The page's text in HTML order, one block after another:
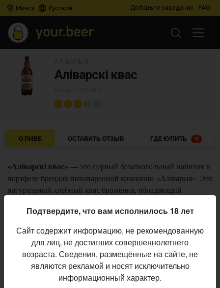
Минск Русский Добавьте заведение FAQ
Аліварскі квас
О ПИВЕ ОСТАВИТЬ ОТЗЫВ ГДЕ КУПИТЬ 9
«Аліварскі квас» — это первый безалкогольный напиток в
портфеле брендов пивоваренной компании «Аліварыя». Это
натуральный хлебный квас брожения, обладающий
ржаного хлеба. Основными компонентами кваса являются
вода, ячмень и два вида солода — ржаной и ячменный
светлый.
Пивоварня:
Аліварыя
Стиль:
Kvass
0,5%
Подтвердите, что вам исполнилось 18 лет
Сайт содержит информацию, не рекомендованную
для лиц, не достигших совершеннолетнего
возраста. Сведения, размещённые на сайте, не
являются рекламой и носят исключительно
информационный характер.